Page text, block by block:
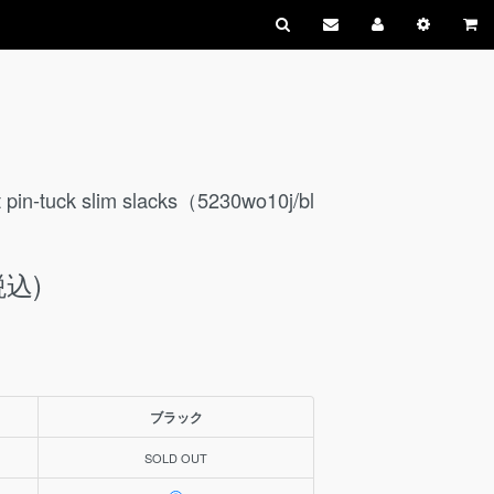
tuck slim slacks（5230wo10j/bl
)
ブラック
SOLD OUT